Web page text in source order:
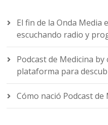
El fin de la Onda Media
escuchando radio y
Podcast de Medicina
plataforma para
Cómo nació Podcast de